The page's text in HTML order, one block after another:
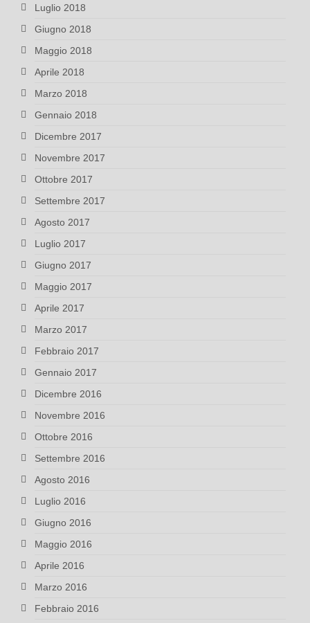
Luglio 2018
Giugno 2018
Maggio 2018
Aprile 2018
Marzo 2018
Gennaio 2018
Dicembre 2017
Novembre 2017
Ottobre 2017
Settembre 2017
Agosto 2017
Luglio 2017
Giugno 2017
Maggio 2017
Aprile 2017
Marzo 2017
Febbraio 2017
Gennaio 2017
Dicembre 2016
Novembre 2016
Ottobre 2016
Settembre 2016
Agosto 2016
Luglio 2016
Giugno 2016
Maggio 2016
Aprile 2016
Marzo 2016
Febbraio 2016